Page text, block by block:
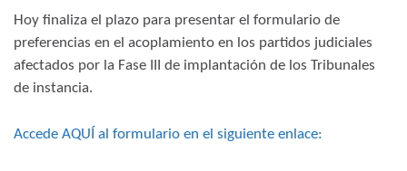
Hoy finaliza el plazo para presentar el formulario de
preferencias en el acoplamiento en los partidos judiciales
afectados por la Fase III de implantación de los Tribunales
de instancia.
Accede AQUÍ al formulario en el siguiente enlace: